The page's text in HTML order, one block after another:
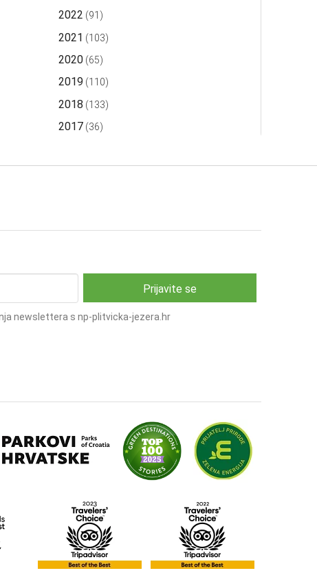
2022 (91)
2021 (103)
2020 (65)
2019 (110)
2018 (133)
2017 (36)
newslettera s np-plitvicka-jezera.hr